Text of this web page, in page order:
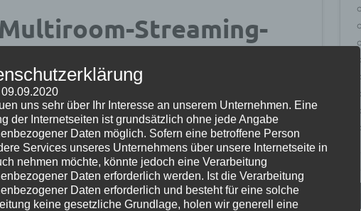
Streaming-
Streaming-Systems. Sie verbindet alle
der Audio- und Videodaten. Hierzu gehören:
uns sehr über Ihr Interesse an unserem Unternehmen. Eine
der Internetseiten ist grundsätzlich ohne jede Angabe
Daten möglich. Sofern eine betroffene Person
Services unseres Unternehmens über unsere Internetseite in
nehmen möchte, könnte jedoch eine Verarbeitung
Daten erforderlich werden. Ist die Verarbeitung
Daten erforderlich und besteht für eine solche
keine gesetzliche Grundlage, holen wir generell eine